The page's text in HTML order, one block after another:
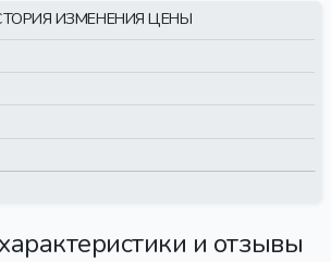
ИЗМЕНЕНИЯ ЦЕНЫ
и отзывы